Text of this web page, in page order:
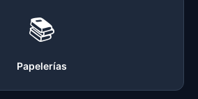
📚
Papelerías